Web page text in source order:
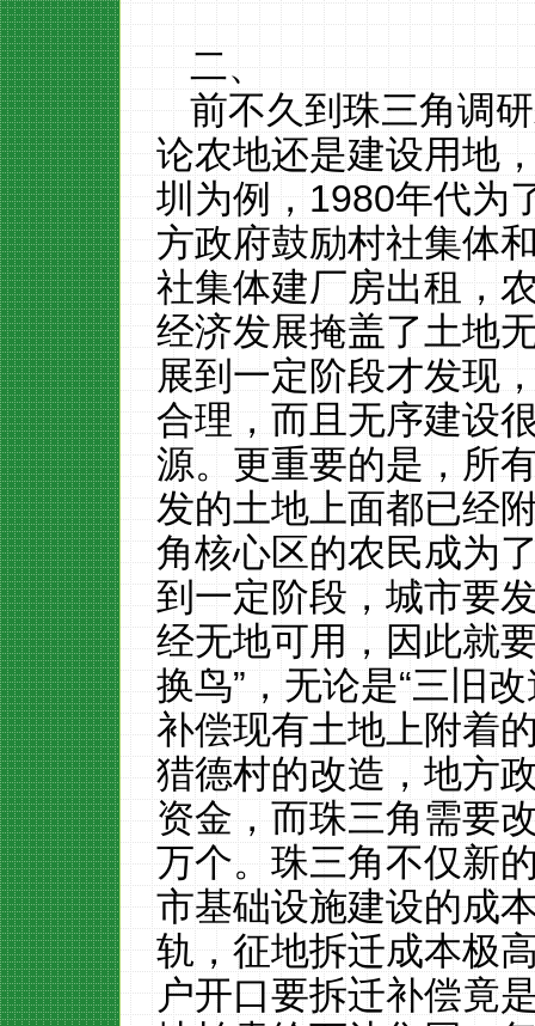
二、
前不久到珠三角调
论农地还是建设用地
圳为例，1980年代为
方政府鼓励村社集体
社集体建厂房出租，
经济发展掩盖了土地
展到一定阶段才发现
合理，而且无序建设
源。更重要的是，所
发的土地上面都已经
角核心区的农民成为
到一定阶段，城市要
经无地可用，因此就
换鸟”，无论是“三旧
补偿现有土地上附着
猎德村的改造，地方
资金，而珠三角需要
万个。珠三角不仅新
市基础设施建设的成
轨，征地拆迁成本极
户开口要拆迁补偿竟